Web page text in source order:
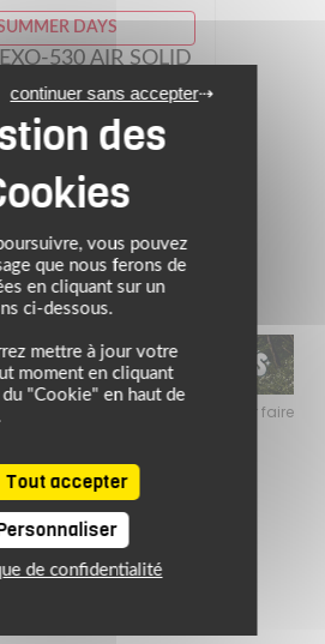
SUMMER DAYS
GT-AIR 3
conseillé : 629.00 €
503.20 €
gris mat
(1)
de l’ambiance estivale pour faire
sur l’équipement motard !
vous pouvez
que nous ferons de
en cliquant sur un
ci-dessous.
mettre à jour votre
moment en cliquant
"Cookie" en haut de
Tout accepter
continuer sans accepter
de confidentialité